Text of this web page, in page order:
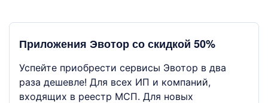
Приложения Эвотор со скидкой 50%
Успейте приобрести сервисы Эвотор в два
раза дешевле! Для всех ИП и компаний,
входящих в реестр МСП. Для новых